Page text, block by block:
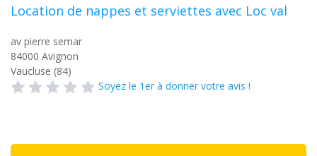
Location de nappes et serviettes avec Loc val
av pierre semar
84000 Avignon
Vaucluse (84)
Soyez le 1er à donner votre avis !